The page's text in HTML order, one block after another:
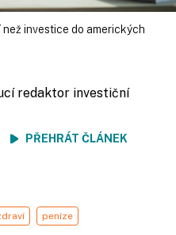
investice do amerických
redaktor investiční
PŘEHRÁT ČLÁNEK
peníze